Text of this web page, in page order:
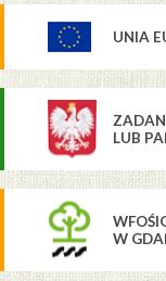
UNIA
LUB
W